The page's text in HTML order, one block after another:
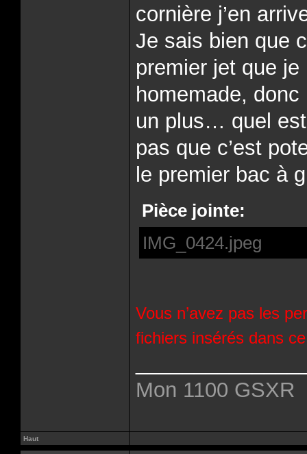
cornière j’en
Je sais bien que
premier jet que
homemade,
un plus… quel
pas que c’est
le premier bac à
Pièce jointe:
IMG_0424.jpeg
Vous n’avez pas les
fichiers insérés dans
Mon 1100 GSXR
Haut